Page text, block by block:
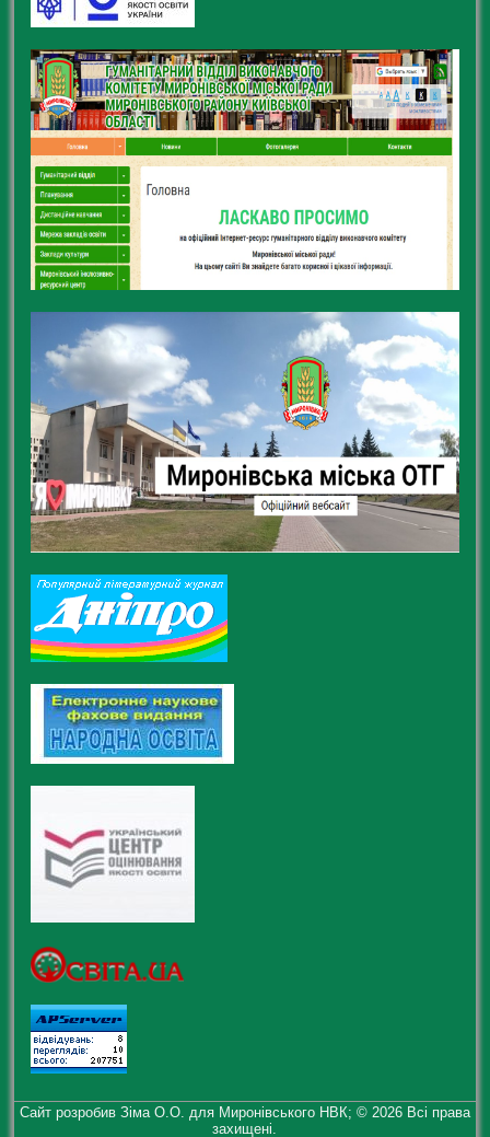
Сайт розробив Зіма О.О. для Миронівського НВК; © 2026 Всі права
захищені.